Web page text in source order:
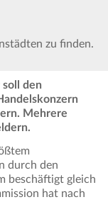
zu finden.
den
Mehrere
durch den
beschäftigt gleich
hat nach